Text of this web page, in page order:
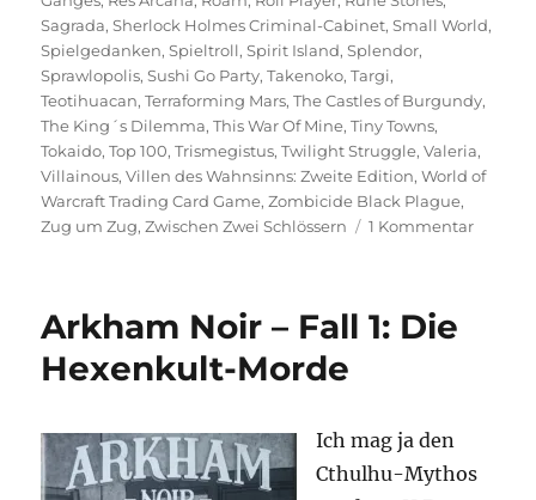
Sagrada,Sherlock Holmes Criminal-Cabinet,Small World,
Spielgedanken,Spieltroll,Spirit Island,Splendor,
Sprawlopolis,Sushi Go Party,Takenoko,Targi,
Teotihuacan,Terraforming Mars,The Castles of Burgundy,
The King´s Dilemma,This War Of Mine,Tiny Towns,
Tokaido,Top 100,Trismegistus,Twilight Struggle,Valeria,
Villainous,Villen des Wahnsinns: Zweite Edition,World of
Warcraft Trading Card Game,Zombicide Black Plague,
Zug um Zug,Zwischen Zwei Schlössern 1 Kommentarzu
Arkham Noir – Fall 1: Die
Hexenkult-Morde
Ich mag ja den
Cthulhu-Mythos